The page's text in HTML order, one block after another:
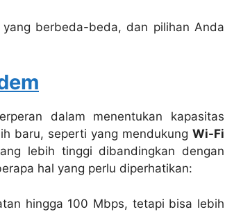
berbeda-beda, dan pilihan Anda
dalam menentukan kapasitas
baru, seperti yang mendukungWi-Fi
lebih tinggi dibandingkan dengan
hal yang perlu diperhatikan:
hingga 100 Mbps, tetapi bisa lebih